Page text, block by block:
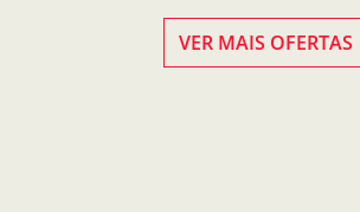
VER MAIS OFERTAS